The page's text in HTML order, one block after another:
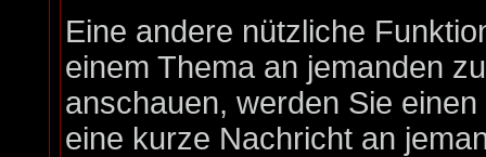
Eine andere nützliche
einem Thema an jemanden
anschauen, werden Sie
eine kurze Nachricht an